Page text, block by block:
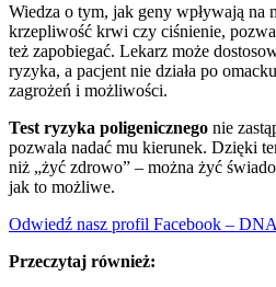
Wiedza o tym, jak geny wpływają na
krzepliwość krwi czy ciśnienie,
też zapobiegać. Lekarz może
ryzyka, a pacjent nie działa po
zagrożeń i możliwości.
Test ryzyka poligenicznego nie
pozwala nadać mu kierunek. Dzięki
niż „żyć zdrowo” – można żyć
jak to możliwe.
Odwiedź nasz profil Facebook –
Przeczytaj również: